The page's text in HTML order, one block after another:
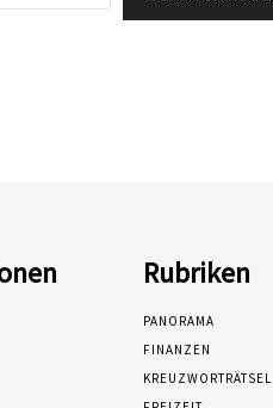
Mail:*
Rubriken
PANORAMA
FINANZEN
KREUZWORTRÄTSEL